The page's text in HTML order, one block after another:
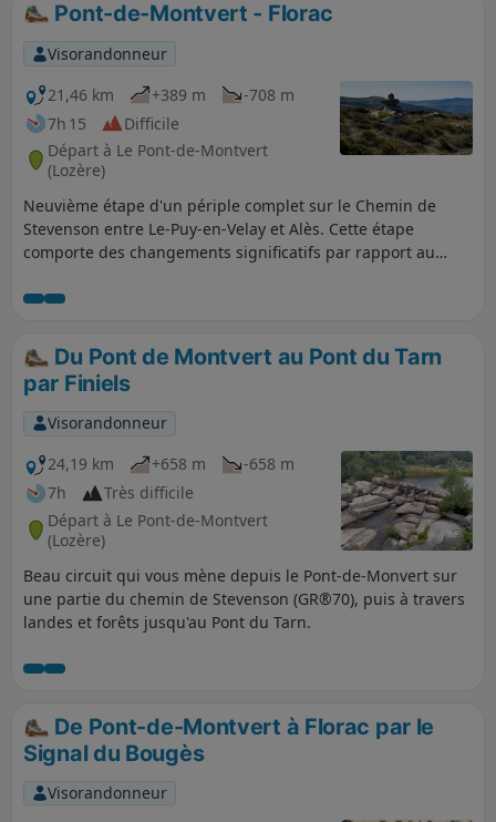
Pont-de-Montvert - Florac
Visorandonneur
21,46 km
+389 m
-708 m
7h 15
Difficile
Départ à Le Pont-de-Montvert
(Lozère)
Neuvième étape d'un périple complet sur le Chemin de
Stevenson entre Le-Puy-en-Velay et Alès. Cette étape
comporte des changements significatifs par rapport au
GR®70 sur une bonne partie du parcours. Ceci permet de
officiel. Cette étape marque pleinement l'entrée du Chemin
de Stevenson dans la région des Cévennes.
Du Pont de Montvert au Pont du Tarn
par Finiels
Visorandonneur
24,19 km
+658 m
-658 m
7h
Très difficile
Départ à Le Pont-de-Montvert
(Lozère)
Beau circuit qui vous mène depuis le Pont-de-Monvert sur
une partie du chemin de Stevenson (GR®70), puis à travers
landes et forêts jusqu'au Pont du Tarn.
De Pont-de-Montvert à Florac par le
Signal du Bougès
Visorandonneur